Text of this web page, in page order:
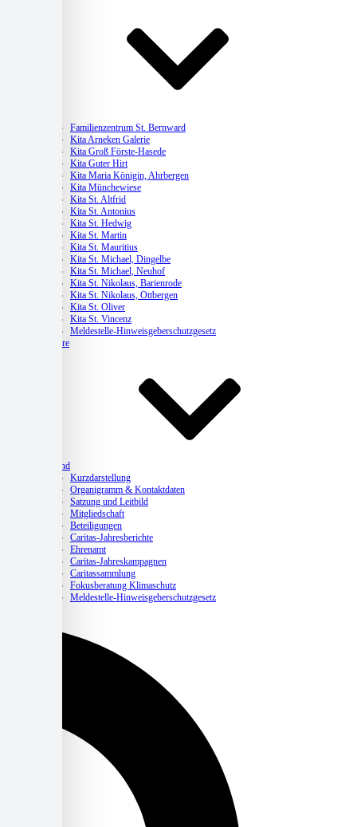
Familienzentrum St. Bernward
Kita Arneken Galerie
Kita Groß Förste-Hasede
Kita Guter Hirt
Kita Maria Königin, Ahrbergen
Kita Münchewiese
Kita St. Altfrid
Kita St. Antonius
Kita St. Hedwig
Kita St. Martin
Kita St. Mauritius
Kita St. Michael, Dingelbe
Kita St. Michael, Neuhof
Kita St. Nikolaus, Barienrode
Kita St. Nikolaus, Ottbergen
Kita St. Oliver
Kita St. Vincenz
Meldestelle-Hinweisgeberschutzgesetz
Karriere
Verband
Kurzdarstellung
Organigramm & Kontaktdaten
Satzung und Leitbild
Mitgliedschaft
Beteiligungen
Caritas-Jahresberichte
Ehrenamt
Caritas-Jahreskampagnen
Caritassammlung
Fokusberatung Klimaschutz
Meldestelle-Hinweisgeberschutzgesetz